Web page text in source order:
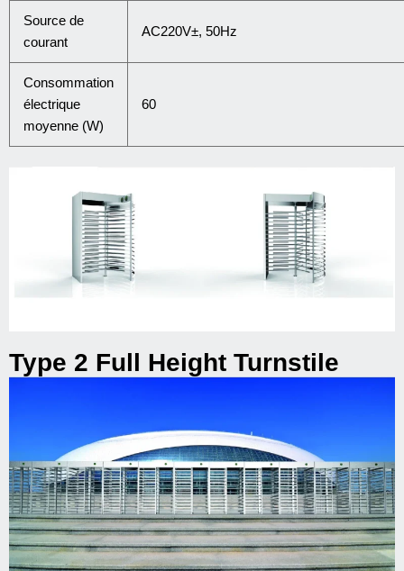
Source de
courant
AC220V±, 50Hz
Consommation
électrique
moyenne (W)
60
Type 2 Full Height Turnstile